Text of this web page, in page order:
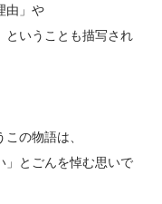
由」や
ということも描写され
の物語は、
」とごんを悼む思いで